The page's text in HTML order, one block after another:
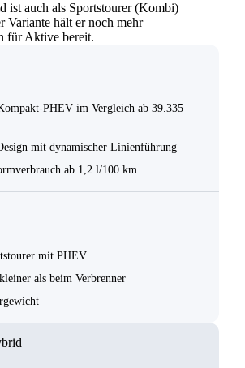
ist auch als Sportstourer (Kombi)
Variante hält er noch mehr
für Aktive bereit.
PHEV im Vergleich ab 39.335
mit dynamischer Linienführung
ab 1,2 l/100 km
mit PHEV
als beim Verbrenner